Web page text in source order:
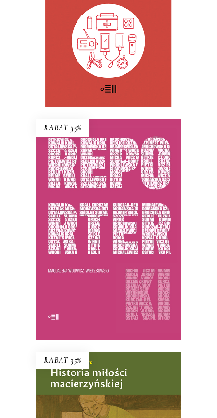
49.99 zł 25.00
KSIĄŻKA DO KOSZYKA
RABAT 35%
PREMIERA 25 listopada 2025
69.00zł 44.85 zł
KSIĄŻKA DO KOSZYKA
RABAT 35%